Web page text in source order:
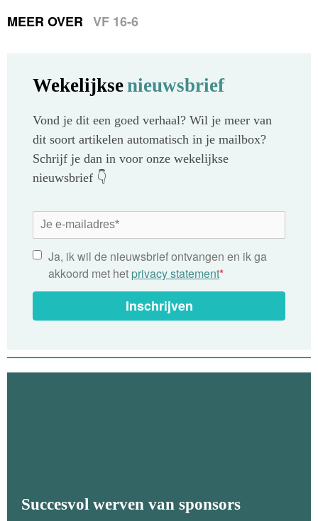
MEER OVER VF 16-6
Wekelijksenieuwsbrief
Vond je dit een goed verhaal? Wil je meer van
dit soort artikelen automatisch in je mailbox?
Schrijf je dan in voor onze wekelijkse
nieuwsbrief 👇
Ja, ik wil de nieuwsbrief ontvangen en ik ga
akkoord met het privacy statement*
Inschrijven
Succesvol werven van sponsors